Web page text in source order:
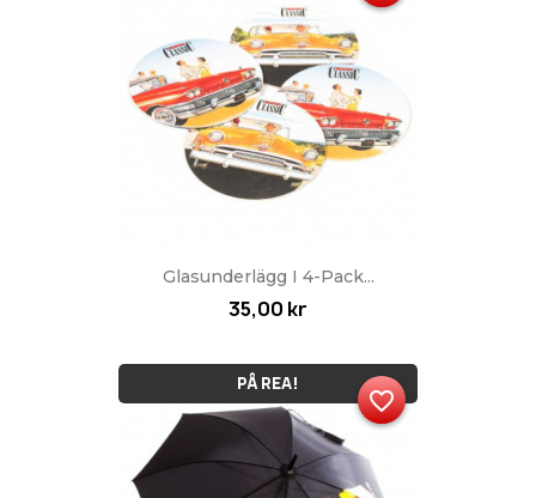
Glasunderlägg I 4-Pack...
35,00 kr
PÅ REA!
favorite_border